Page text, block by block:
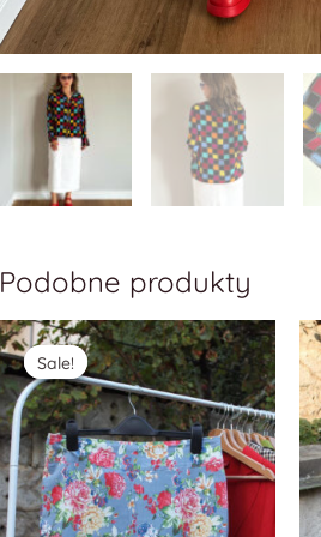
Podobne produkty
Sale!
Sale!